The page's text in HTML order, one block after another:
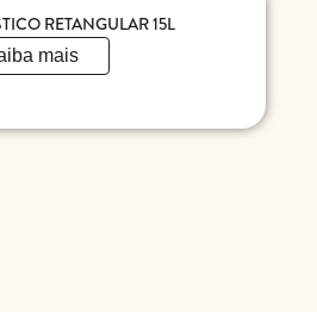
RETANGULAR 15L
mais